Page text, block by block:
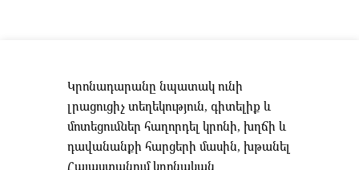
Կրոնադարանը նպատակ ունի
լրացուցիչ տեղեկություն, գիտելիք և
մոտեցումներ հաղորդել կրոնի, խղճի և
դավանանքի հարցերի մասին, խթանել
Հայաստանում կրոնական